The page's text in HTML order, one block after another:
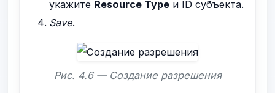
укажите Resource Type и ID субъекта.
Save.
Рис. 4.6 — Создание разрешения